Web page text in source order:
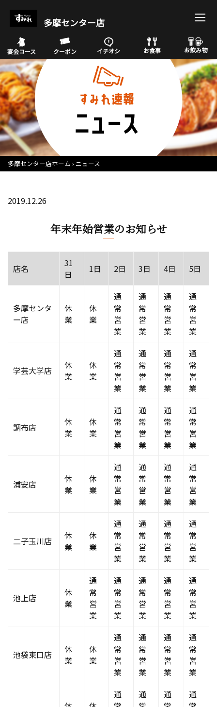
多摩センター店
宴会コース クーポン イチオシ お食事 お飲み物
多摩センター店ホーム ニュース
2019.12.26
年末年始営業のお知らせ
店名
31
日
1日 2日 3日 4日 5日
多摩センタ
ー店
休
業
休
業
通
常
営
業
通
常
営
業
通
常
営
業
通
常
営
業
学芸大学店
休
業
休
業
通
常
営
業
通
常
営
業
通
常
営
業
通
常
営
業
調布店
休
業
休
業
通
常
営
業
通
常
営
業
通
常
営
業
通
常
営
業
浦安店
休
業
休
業
通
常
営
業
通
常
営
業
通
常
営
業
通
常
営
業
二子玉川店
休
業
休
業
通
常
営
業
通
常
営
業
通
常
営
業
通
常
営
業
池上店
休
業
通
常
営
業
通
常
営
業
通
常
営
業
通
常
営
業
通
常
営
業
池袋東口店
休
業
休
業
通
常
営
業
通
常
営
業
通
常
営
業
通
常
営
業
通
通
通
通